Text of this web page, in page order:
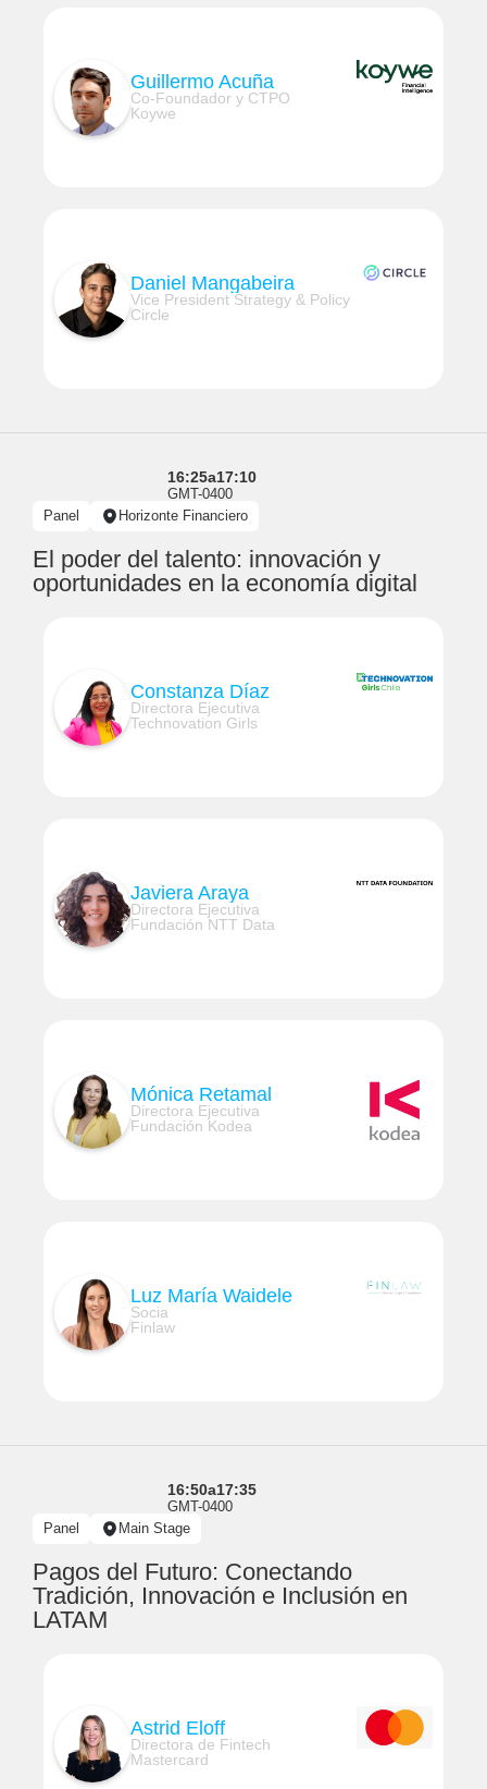
Guillermo Acuña
Co-Foundador y CTPO
Koywe
Daniel Mangabeira
Vice President Strategy & Policy
Circle
16:25a17:10
GMT-0400
Panel
Horizonte Financiero
El poder del talento: innovación y
oportunidades en la economía digital
Constanza Díaz
Directora Ejecutiva
Technovation Girls
Javiera Araya
Directora Ejecutiva
Fundación NTT Data
Mónica Retamal
Directora Ejecutiva
Fundación Kodea
Luz María Waidele
Socia
Finlaw
16:50a17:35
GMT-0400
Panel
Main Stage
Pagos del Futuro: Conectando
Tradición, Innovación e Inclusión en
LATAM
Astrid Eloff
Directora de Fintech
Mastercard